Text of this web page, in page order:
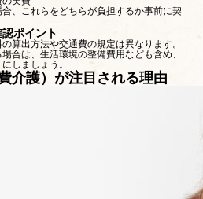
合、これらをどちらが負担するか事前に契
ポイント
算出方法や交通費の規定は異なります。
合は、生活環境の整備費用なども含め、
しましょう。
介護）が注目される理由